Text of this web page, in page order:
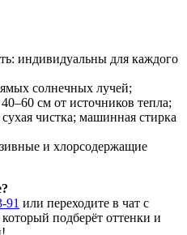
индивидуальны для каждого
солнечных лучей;
см от источников тепла;
чистка; машинная стирка
и хлорсодержащие
91 или переходите в чат с
подберёт оттенки и